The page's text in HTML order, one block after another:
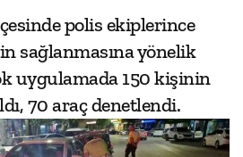
polis ekiplerince
sağlanmasına yönelik
uygulamada 150 kişinin
70 araç denetlendi.